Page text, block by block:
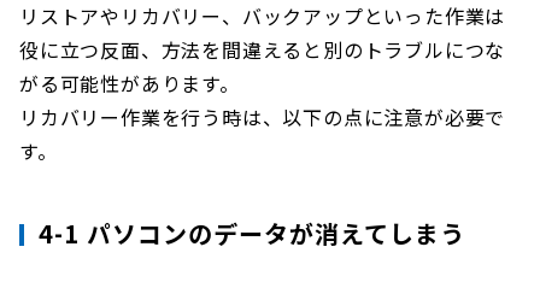
リストアやリカバリー、バックアップといった作業は
役に立つ反面、方法を間違えると別のトラブルにつな
がる可能性があります。
リカバリー作業を行う時は、以下の点に注意が必要で
す。
4-1 パソコンのデータが消えてしまう